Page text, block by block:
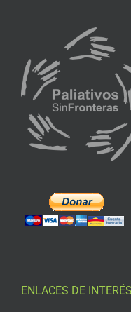
ENLACES DE INTERÉS